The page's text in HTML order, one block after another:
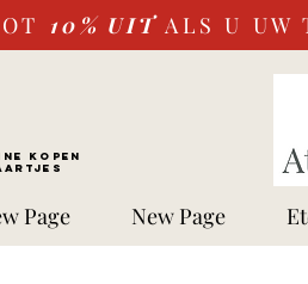
10% UIT ALS U UW
kopen
Page New Page